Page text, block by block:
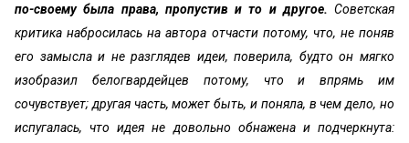
по-своему была права, пропустив и то и другое. Советская
критика набросилась на автора отчасти потому, что, не поняв
его замысла и не разглядев идеи, поверила, будто он мягко
изобразил белогвардейцев потому, что и впрямь им
сочувствует; другая часть, может быть, и поняла, в чем дело, но
испугалась, что идея не довольно обнажена и подчеркнута: